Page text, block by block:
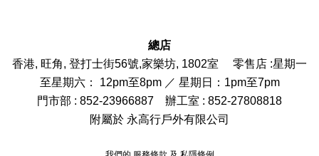
總店
香港, 旺角, 登打士街56號,家樂坊, 1802室 零售店 :星期一
至星期六： 12pm至8pm ／ 星期日：1pm至7pm
門市部 : 852-23966887 辦工室 : 852-27808818
附屬於 永高行戶外有限公司